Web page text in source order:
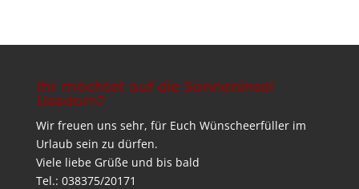
Ihr möchtet auf die Sonneninsel
Usedom?
Wir freuen uns sehr, für Euch Wünscheerfüller im
Urlaub sein zu dürfen.
Viele liebe Grüße und bis bald
Tel.: 038375/20171